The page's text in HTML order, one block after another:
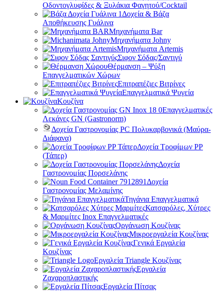
Οδοντογλυφίδες & Ξυλάκια Φαγητού/Cocktail
Δοχεία & Βάζα
Αποθήκευσης Γυάλινα
Μηχανήματα Bar
Μηχανήματα Johny
Μηχανήματα Artemis
Σιφον Σόδας/Σαντιγύ
Θέρμανση – Ψύξη
Επαγγελματικών Χώρων
Επιτραπέζιες Βιτρίνες
Επαγγελματικά Ψυγεία
Κουζίνα
Επαγγελματικές
Λεκάνες GN (Gastronorm)
Δοχεία Γαστρονομίας PC Πολυκαρβονικά (Μαύρα-
Διάφανα)
Δοχεία Τροφίμων PP
(Τάπερ)
Δοχεία
Γαστρονομίας Πορσελάνης
Δοχεία
Γαστρονομίας Μελαμίνης
Τηγάνια Επαγγελματικά
Κατσαρόλες, Χύτρες
& Μαρμίτες Inox Επαγγελματικές
Οργάνωση Κουζίνας
Μικροεργαλεία Κουζίνας
Γενικά Εργαλεία
Κουζίνας
Εργαλεία Triangle Κουζίνας
Εργαλεία
Ζαχαροπλαστικής
Εργαλεία Πίτσας